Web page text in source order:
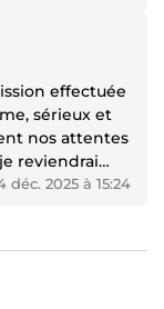
effectuée
sérieux et
nos attentes
reviendrai
déc. 2025 à 15:24